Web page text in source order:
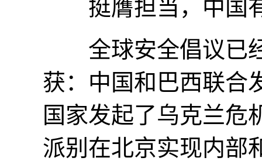
挺膺担当，中国有
全球安全倡议已经
获：中国和巴西联合
国家发起了乌克兰危
派别在北京实现内部